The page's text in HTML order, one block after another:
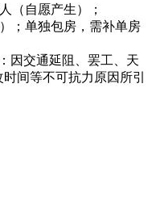
（自愿产生）；
；单独包房，需补单房
因交通延阻、罢工、天
间等不可抗力原因所引